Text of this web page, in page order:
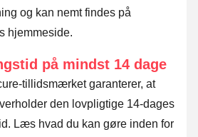
og kan nemt findes på
hjemmeside.
på mindst 14 dage
tillidsmærket garanterer, at
den lovpligtige 14-dages
Læs hvad du kan gøre inden for